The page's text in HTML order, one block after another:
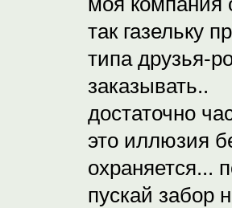
так газельку
типа друзья-
заказывать..
достаточно
это иллюзия
охраняется...
пускай забор